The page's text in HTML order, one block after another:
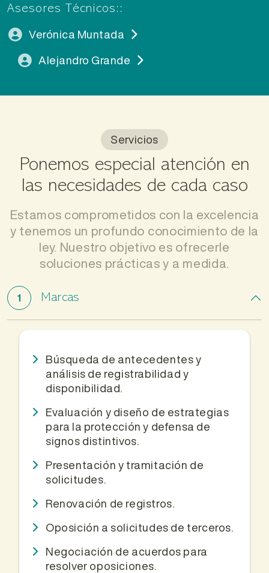
Asesores Técnicos::
Verónica Muntada
Alejandro Grande
Servicios
Ponemos especial atención en
las necesidades de cada caso
Estamos comprometidos con la excelencia
y tenemos un profundo conocimiento de la
ley. Nuestro objetivo es ofrecerle
soluciones prácticas y a medida.
1 Marcas
Búsqueda de antecedentes y
análisis de registrabilidad y
disponibilidad.
Evaluación y diseño de estrategias
para la protección y defensa de
signos distintivos.
Presentación y tramitación de
solicitudes.
Renovación de registros.
Oposición a solicitudes de terceros.
Negociación de acuerdos para
resolver oposiciones.